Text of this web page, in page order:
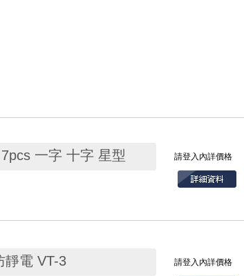
一字 十字 星型 請登入內詳價格
T15
靜電 VT-3 請登入內詳價格